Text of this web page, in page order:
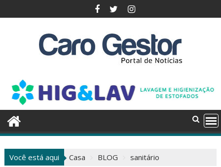
para
Você está aqui Casa BLOG sanitário